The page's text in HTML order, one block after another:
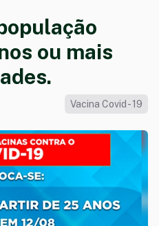
ou mais
Vacina Covid - 19